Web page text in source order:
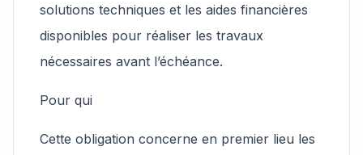
solutions techniques et les aides financières
disponibles pour réaliser les travaux
nécessaires avant l’échéance.
Pour qui
Cette obligation concerne en premier lieu les